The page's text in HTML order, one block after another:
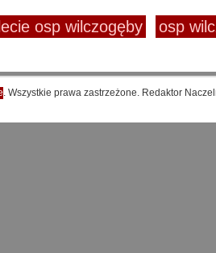
osp wilczogęby osp
. Wszystkie prawa zastrzeżone. Redaktor